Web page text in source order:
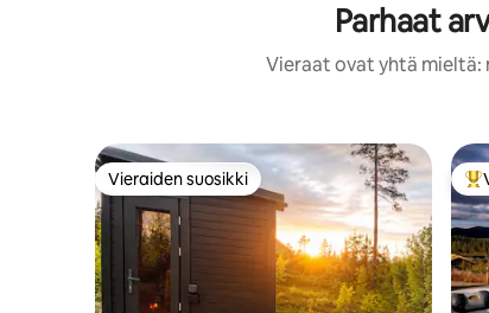
Parhaat
Vieraat ovat yhtä mieltä:
Vieraiden suosikki
Vieraiden suosikki